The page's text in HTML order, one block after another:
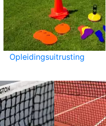
Opleidingsuitrusting